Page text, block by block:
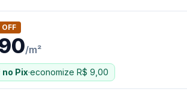
/m²
no Pix·economize R$ 9,00